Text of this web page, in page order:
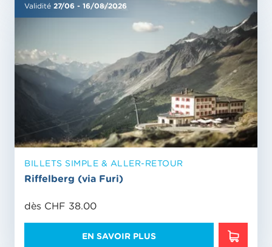
Validité 27/06 - 16/08/2026
BILLETS SIMPLE & ALLER-RETOUR
Riffelberg (via Furi)
dès CHF 38.00
EN SAVOIR PLUS EN